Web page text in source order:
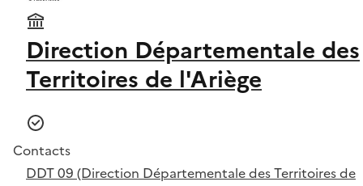
Direction Départementale des
Territoires de l'Ariège
Contacts
DDT 09 (Direction Départementale des Territoires de